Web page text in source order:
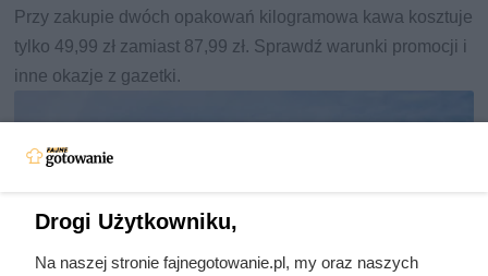
Przy zakupie dwóch opakowań kilogramowa kawa kosztuje
tylko 49,99 zł zamiast 87,99 zł. Sprawdź warunki promocji i
inne okazje z gazetki.
Drogi Użytkowniku,
Na naszej stronie fajnegotowanie.pl, my oraz naszych